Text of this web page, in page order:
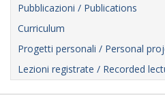
Pubblicazioni / Publications
Curriculum
Progetti personali / Personal
Lezioni registrate / Recorded